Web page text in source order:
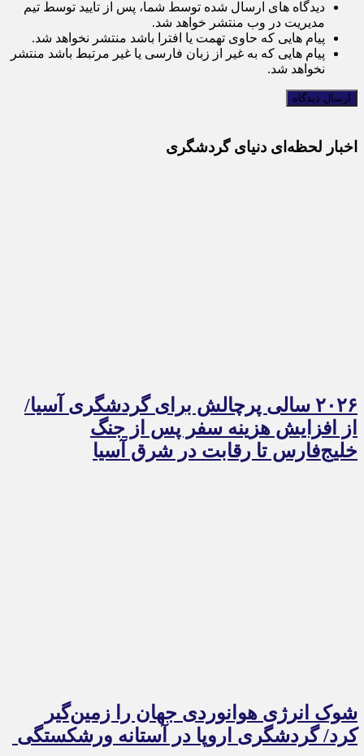
دیدگاه های ارسال شده توسط شما، پس از تایید توسط تیم
مدیریت در وب منتشر خواهد شد.
پیام هایی که حاوی تهمت یا افترا باشد منتشر نخواهد شد.
پیام هایی که به غیر از زبان فارسی یا غیر مرتبط باشد منتشر
نخواهد شد.
اخبار لحظه‌ای دنیای گردشگری
۲۰۲۶ سالی پرچالش برای گردشگری آسیا/
از افزایش هزینه سفر پس از جنگ
خلیج‌فارس تا رقابت در شرق آسیا
شوک انرژی هوانوردی جهان را زمین‌گیر
کرد/ گردشگری اروپا در آستانه ورشکستگی